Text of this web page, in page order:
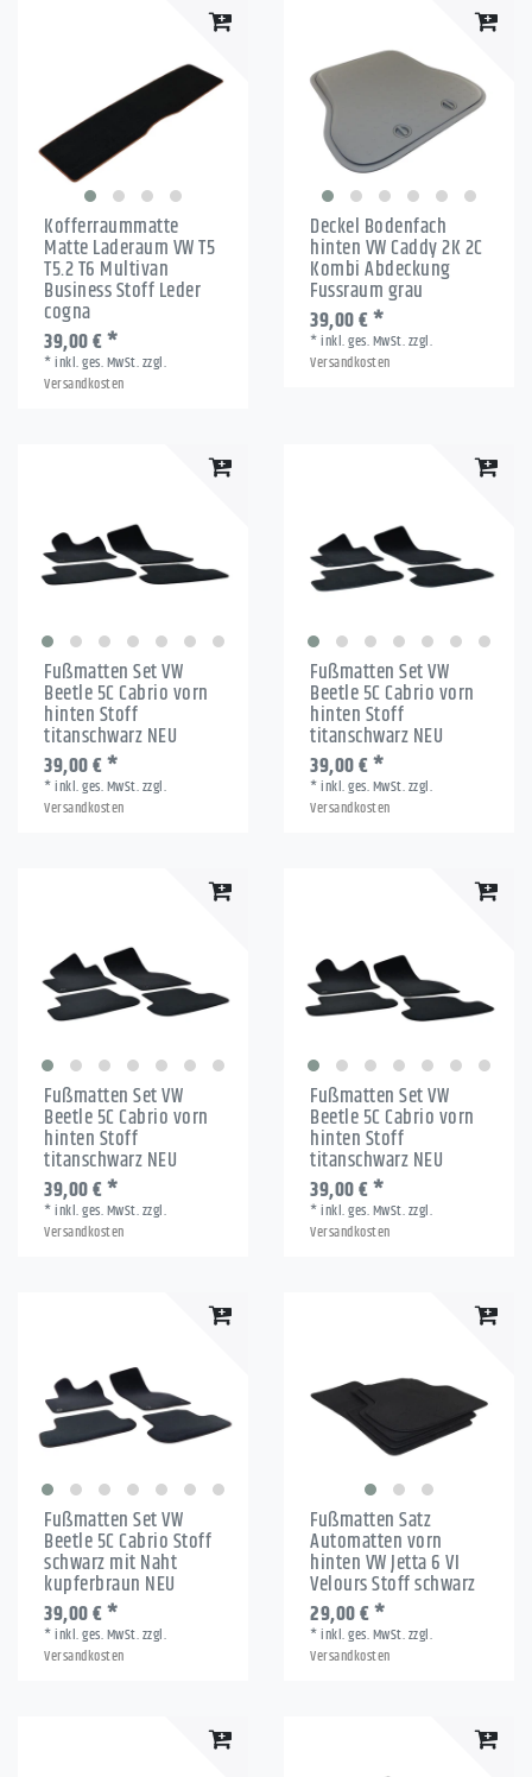
Kofferraummatte
Matte Laderaum VW T5
T5.2 T6 Multivan
Business Stoff Leder
cogna
39,00 € *
*inkl. ges. MwSt.zzgl.
Versandkosten
Deckel Bodenfach
hinten VW Caddy 2K 2C
Kombi Abdeckung
Fussraum grau
39,00 € *
*inkl. ges. MwSt.zzgl.
Versandkosten
Fußmatten Set VW
Beetle 5C Cabrio vorn
hinten Stoff
titanschwarz NEU
39,00 € *
*inkl. ges. MwSt.zzgl.
Versandkosten
Fußmatten Set VW
Beetle 5C Cabrio vorn
hinten Stoff
titanschwarz NEU
39,00 € *
*inkl. ges. MwSt.zzgl.
Versandkosten
Fußmatten Set VW
Beetle 5C Cabrio vorn
hinten Stoff
titanschwarz NEU
39,00 € *
*inkl. ges. MwSt.zzgl.
Versandkosten
Fußmatten Set VW
Beetle 5C Cabrio vorn
hinten Stoff
titanschwarz NEU
39,00 € *
*inkl. ges. MwSt.zzgl.
Versandkosten
Fußmatten Set VW
Beetle 5C Cabrio Stoff
schwarz mit Naht
kupferbraun NEU
39,00 € *
*inkl. ges. MwSt.zzgl.
Versandkosten
Fußmatten Satz
Automatten vorn
hinten VW Jetta 6 VI
Velours Stoff schwarz
29,00 € *
*inkl. ges. MwSt.zzgl.
Versandkosten